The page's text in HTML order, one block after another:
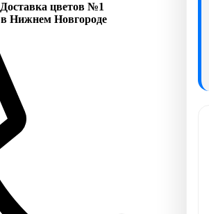
Доставка цветов №1
в Нижнем Новгороде